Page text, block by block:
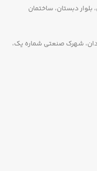
دبستان، ساختمان
شهرک صنعتی شماره یک،